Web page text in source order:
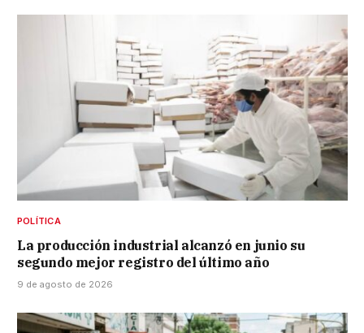
POLÍTICA
La producción industrial alcanzó en junio su
segundo mejor registro del último año
9 de agosto de 2026